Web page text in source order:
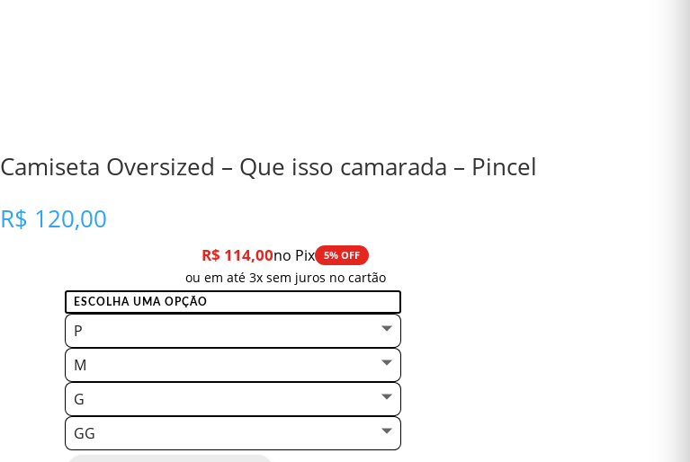
Camiseta Oversized – Que isso camarada – Pincel
R$ 120,00
R$ 114,00no Pix 5% OFF
ou em até 3x sem juros no cartão
P
M
G
GG